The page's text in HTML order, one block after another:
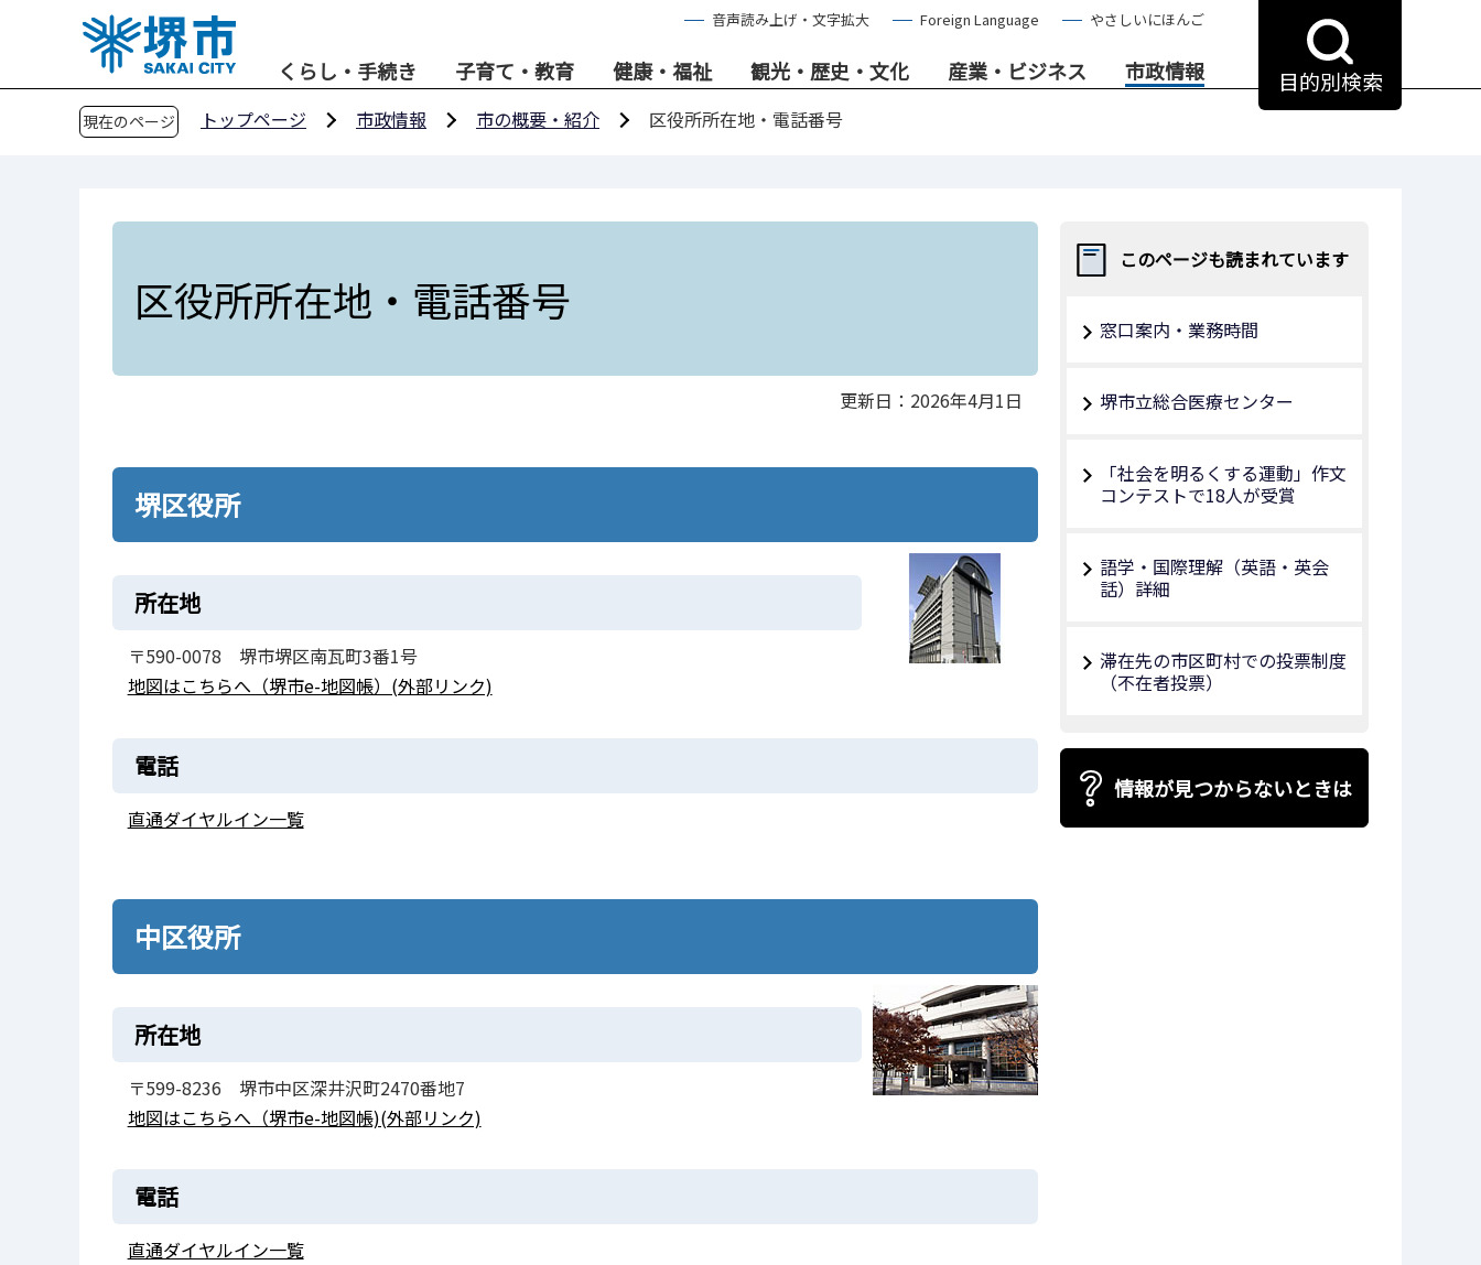
音声読み上げ・文字拡大 Foreign Language やさしいにほんご
くらし・手続き 子育て・教育 健康・福祉 観光・歴史・文化 産業・ビジネス 市政情報 目的別検索
現在のページ トップページ 市政情報 市の概要・紹介 区役所所在地・電話番号
区役所所在地・電話番号
更新日：2026年4月1日
堺区役所
所在地
〒590-0078 堺市堺区南瓦町3番1号
地図はこちらへ（堺市e-地図帳）(外部リンク)
電話
直通ダイヤルイン一覧
中区役所
所在地
〒599-8236 堺市中区深井沢町2470番地7
地図はこちらへ（堺市e-地図帳)(外部リンク)
電話
直通ダイヤルイン一覧
このページも読まれています
窓口案内・業務時間
堺市立総合医療センター
「社会を明るくする運動」作文
コンテストで18人が受賞
語学・国際理解（英語・英会
話）詳細
滞在先の市区町村での投票制度
（不在者投票）
情報が見つからないときは